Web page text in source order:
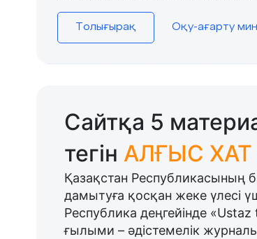
Толығырақ Оқу-ағарту
Сайтқа 5
тегін АЛҒЫС ХАТ
Қазақстан Республикасының
дамытуға қосқан жеке үлесі
Республика деңгейінде
ғылыми – әдістемелік